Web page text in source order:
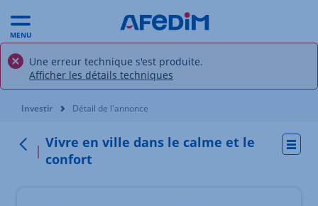
MENU
Une erreur technique s'est produite.
Afficher les détails techniques
Vous êtes ici:
Investir Détail de l'annonce
Retour
Vivre en ville dans le calme et le
confort